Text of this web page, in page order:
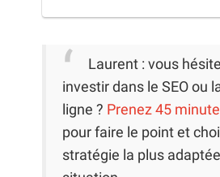
Laurent : vous
investir dans le SEO ou
ligne ? Prenez 45
pour faire le point et
stratégie la plus